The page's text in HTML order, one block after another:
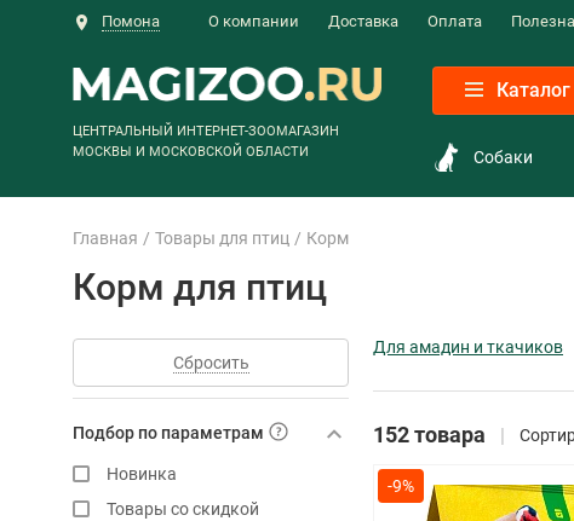
Помона О компании Доставка Оплата
ЦЕНТРАЛЬНЫЙ ИНТЕРНЕТ-ЗООМАГАЗИН
МОСКВЫ И МОСКОВСКОЙ ОБЛАСТИ
Каталог
Собаки
Главная Товары для птиц Корм
Корм для птиц
Сбросить
Подбор по параметрам
Новинка
Товары со скидкой
Для амадин и ткачиков
152 товара
-9%